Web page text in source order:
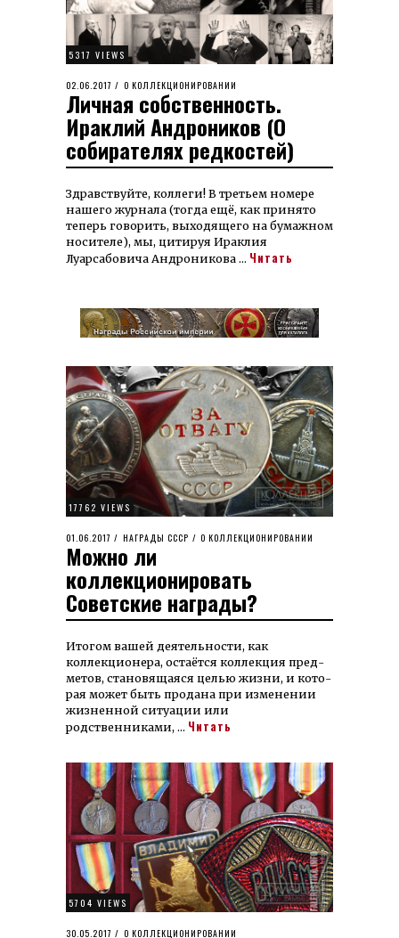
5317 VIEWS
POSTED
ON
02.06.2017 29.08.2022
О КОЛЛЕКЦИОНИРОВАНИИ
Личная собственность.
Ираклий Андроников (О
собирателях редкостей)
Здравствуйте, коллеги! В третьем номере
нашего журнала (тогда ещё, как принято
теперь говорить, выходящего на бумажном
носителе), мы, цитируя Ираклия
Луарсабовича Андроникова … Читать
17762 VIEWS
POSTED
ON
01.06.2017 24.02.2024
НАГРАДЫ СССР / О КОЛЛЕКЦИОНИРОВАНИИ
Можно ли
коллекционировать
Советские награды?
Итогом вашей деятельности, как
коллекционера, остаёт­ся кол­лекция пред­
метов, стано­вящаяся целью жизни, и кото­
рая может быть продана при изме­нении
жизнен­ной ситуации или
родственниками, … Читать
5704 VIEWS
POSTED
30.05.2017 06.02.2022
О КОЛЛЕКЦИОНИРОВАНИИ